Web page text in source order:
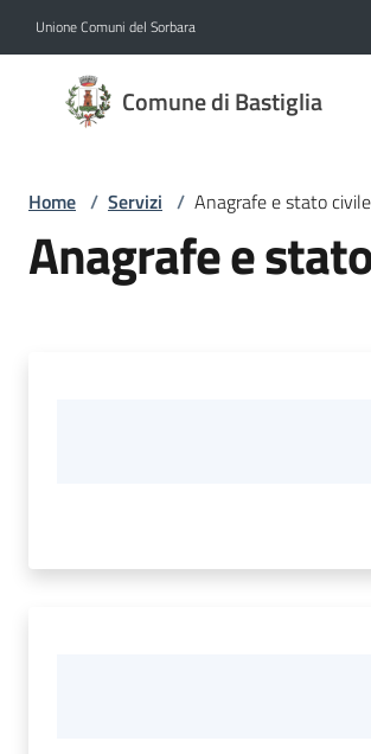
Unione Comuni del Sorbara
Comune di Bastiglia
Comune
di
Amministrazione
Home / Servizi / Anagrafe e stato civile
Anagrafe e